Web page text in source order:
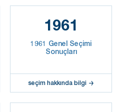
1961
1961 Genel Seçimi
Sonuçları
seçim hakkında bilgi